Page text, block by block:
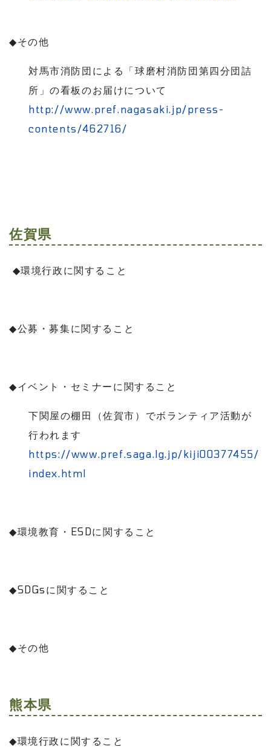
◆その他
対馬市消防団による「球磨村消防団第四分団詰
所」の看板のお届けについて
http://www.pref.nagasaki.jp/press-
contents/462716/
佐賀県
◆環境行政に関すること
◆公募・募集に関すること
◆イベント・セミナーに関すること
下関屋の棚田（佐賀市）でボランティア活動が
行われます
https://www.pref.saga.lg.jp/kiji00377455/
index.html
◆環境教育・ ESDに関すること
◆SDGsに関すること
◆その他
熊本県
◆環境行政に関すること